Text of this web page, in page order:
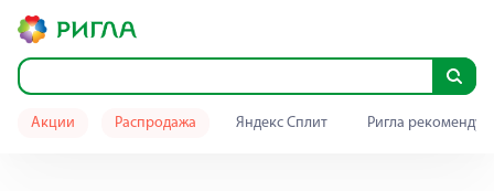
Акции Распродажа Яндекс Сплит Ригла